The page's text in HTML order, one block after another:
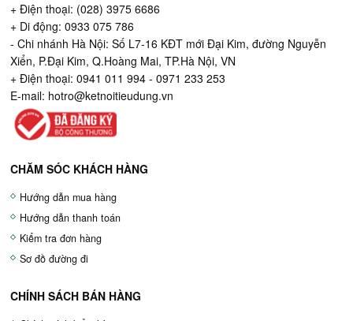
+ Điện thoại: (028) 3975 6686
+ Di động: 0933 075 786
- Chi nhánh Hà Nội: Số L7-16 KĐT mới Đại Kim, đường Nguyễn
Xiển, P.Đại Kim, Q.Hoàng Mai, TP.Hà Nội, VN
+ Điện thoại: 0941 011 994 - 0971 233 253
E-mail: hotro@ketnoitieudung.vn
CHĂM SÓC KHÁCH HÀNG
Hướng dẫn mua hàng
Hướng dẫn thanh toán
Kiểm tra đơn hàng
Sơ đồ đường đi
CHÍNH SÁCH BÁN HÀNG